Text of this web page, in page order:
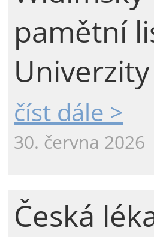
pamětní
číst dále >
30. června 2026
Česká